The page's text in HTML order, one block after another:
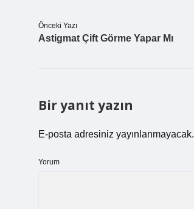
Önceki Yazı
Astigmat Çift Görme Yapar Mı
Bir yanıt yazın
E-posta adresiniz yayınlanmayacak.
Yorum